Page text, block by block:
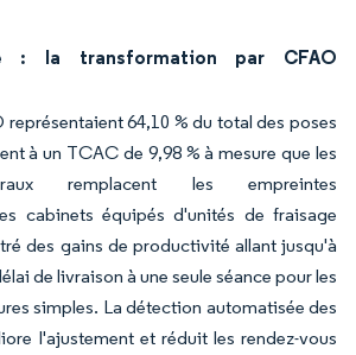
: la transformation par CFAO
représentaient 64,10 % du total des poses
à un TCAC de 9,98 % à mesure que les
remplacent les empreintes
cabinets équipés d'unités de fraisage
des gains de productivité allant jusqu'à
de livraison à une seule séance pour les
simples. La détection automatisée des
l'ajustement et réduit les rendez-vous